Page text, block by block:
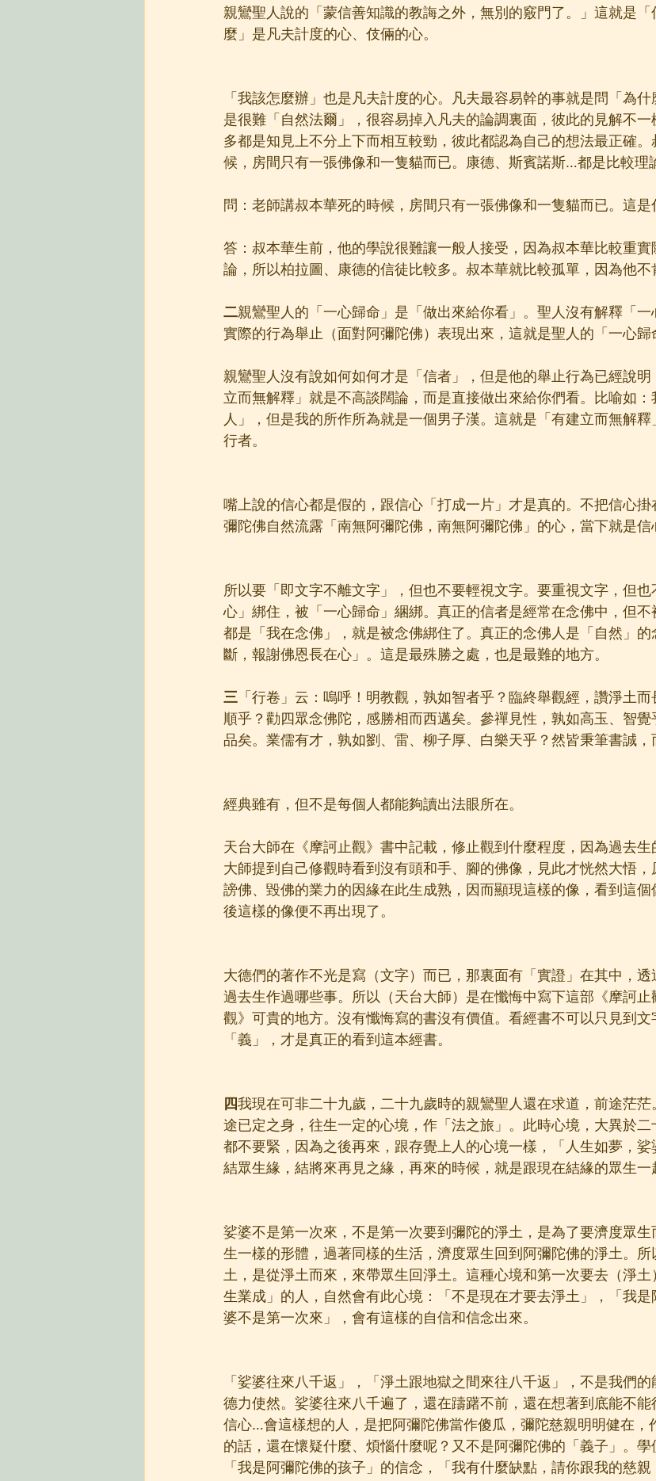
親鸞聖人說的「蒙信善知識的教誨之外，無別的竅門了。」這就是
麼」是凡夫計度的心、伎倆的心。
「我該怎麼辦」也是凡夫計度的心。凡夫最容易幹的事就是問「為
是很難「自然法爾」，很容易掉入凡夫的論調裏面，彼此的見解不
多都是知見上不分上下而相互較勁，彼此都認為自己的想法最正確
候，房間只有一張佛像和一隻貓而已。康德、斯賓諾斯…都是比較理
問：老師講叔本華死的時候，房間只有一張佛像和一隻貓而已。這是
答：叔本華生前，他的學說很難讓一般人接受，因為叔本華比較重
論，所以柏拉圖、康德的信徒比較多。叔本華就比較孤單，因為他不
二親鸞聖人的「一心歸命」是「做出來給你看」。聖人沒有解釋「一
實際的行為舉止（面對阿彌陀佛）表現出來，這就是聖人的「一心歸
親鸞聖人沒有說如何如何才是「信者」，但是他的舉止行為已經說
立而無解釋」就是不高談闊論，而是直接做出來給你們看。比喻如
人」，但是我的所作所為就是一個男子漢。這就是「有建立而無解
行者。
嘴上說的信心都是假的，跟信心「打成一片」才是真的。不把信心掛
彌陀佛自然流露「南無阿彌陀佛，南無阿彌陀佛」的心，當下就是信
所以要「即文字不離文字」，但也不要輕視文字。要重視文字，但
心」綁住，被「一心歸命」綑綁。真正的信者是經常在念佛中，但不
都是「我在念佛」，就是被念佛綁住了。真正的念佛人是「自然」
斷，報謝佛恩長在心」。這是最殊勝之處，也是最難的地方。
三 「行卷」云：嗚呼！明教觀，孰如智者乎？臨終舉觀經，讚淨土
順乎？勸四眾念佛陀，感勝相而西邁矣。參禪見性，孰如高玉、智
品矣。業儒有才，孰如劉、雷、柳子厚、白樂天乎？然皆秉筆書誠，
經典雖有，但不是每個人都能夠讀出法眼所在。
天台大師在《摩訶止觀》書中記載，修止觀到什麼程度，因為過去生
大師提到自己修觀時看到沒有頭和手、腳的佛像，見此才恍然大悟，
謗佛、毀佛的業力的因緣在此生成熟，因而顯現這樣的像，看到這
後這樣的像便不再出現了。
大德們的著作不光是寫（文字）而已，那裏面有「實證」在其中，
過去生作過哪些事。所以（天台大師）是在懺悔中寫下這部《摩訶
觀》可貴的地方。沒有懺悔寫的書沒有價值。看經書不可以只見到文
「義」，才是真正的看到這本經書。
四我現在可非二十九歲，二十九歲時的親鸞聖人還在求道，前途茫
途已定之身，往生一定的心境，作「法之旅」。此時心境，大異於
都不要緊，因為之後再來，跟存覺上人的心境一樣，「人生如夢，
結眾生緣，結將來再見之緣，再來的時候，就是跟現在結緣的眾生一
娑婆不是第一次來，不是第一次要到彌陀的淨土，是為了要濟度眾
生一樣的形體，過著同樣的生活，濟度眾生回到阿彌陀佛的淨土。
土，是從淨土而來，來帶眾生回淨土。這種心境和第一次要去（淨
生業成」的人，自然會有此心境：「不是現在才要去淨土」，「我
婆不是第一次來」，會有這樣的自信和信念出來。
「娑婆往來八千返」，「淨土跟地獄之間來往八千返」，不是我們
德力使然。娑婆往來八千遍了，還在躊躇不前，還在想著到底能不
信心…會這樣想的人，是把阿彌陀佛當作傻瓜，彌陀慈親明明健在，
的話，還在懷疑什麼、煩惱什麼呢？又不是阿彌陀佛的「義子」。學
「我是阿彌陀佛的孩子」的信念，「我有什麼缺點，請你跟我的慈